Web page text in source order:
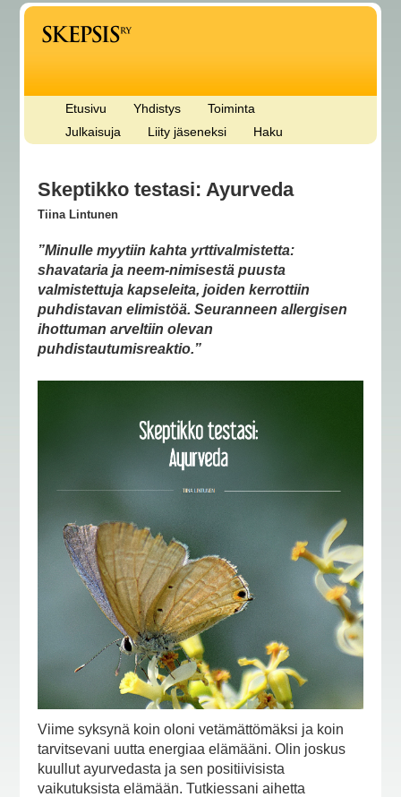
Etusivu Yhdistys
Toiminta
Julkaisuja
Liity jäseneksi Haku
Skeptikko testasi: Ayurveda
Tiina Lintunen
”Minulle myytiin kahta yrttivalmistetta:
shavataria ja neem-nimisestä puusta
valmistettuja kapseleita, joiden kerrottiin
puhdistavan elimistöä. Seuranneen allergisen
ihottuman arveltiin olevan
puhdistautumisreaktio.”
Viime syksynä koin oloni vetämättömäksi ja koin
tarvitsevani uutta energiaa elämääni. Olin joskus
kuullut ayurvedasta ja sen positiivisista
vaikutuksista elämään. Tutkiessani aihetta